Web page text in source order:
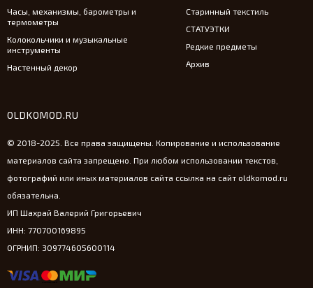
Часы, механизмы, барометры и
термометры
Колокольчики и музыкальные
инструменты
Настенный декор
Старинный текстиль
СТАТУЭТКИ
Редкие предметы
Архив
OLDKOMOD.RU
© 2018-2025. Все права защищены. Копирование и использование
материалов сайта запрещено. При любом использовании текстов,
фотографий или иных материалов сайта ссылка на сайт oldkomod.ru
обязательна.
ИП Шахрай Валерий Григорьевич
ИНН: 770700169895
ОГРНИП: 309774605600114